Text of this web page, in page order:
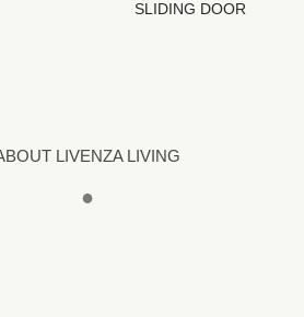
SLIDING DOOR
LIVENZA LIVING
●